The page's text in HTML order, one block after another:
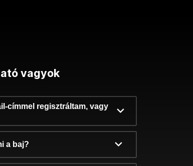
vagyok
címmel regisztráltam, vagy
a baj?